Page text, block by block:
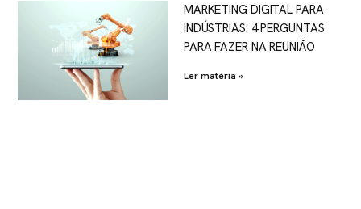
MARKETING DIGITAL PARA
INDÚSTRIAS: 4 PERGUNTAS
PARA FAZER NA REUNIÃO
Ler matéria »